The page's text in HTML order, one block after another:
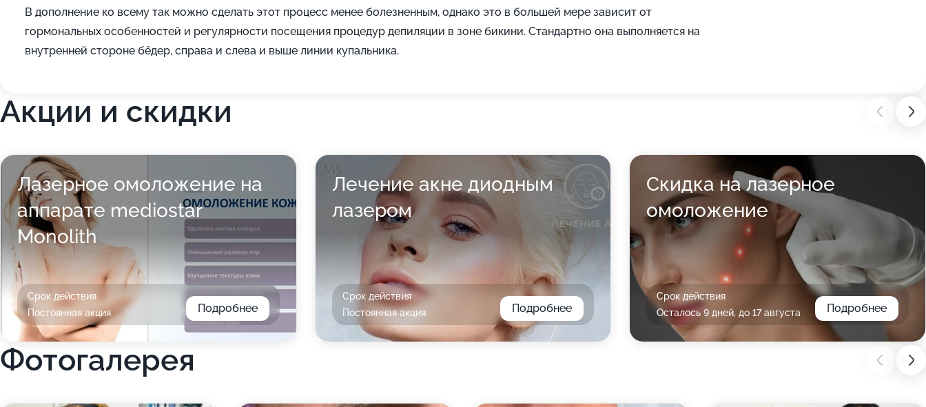
В дополнение ко всему так можно сделать этот процесс менее болезненным, однако это в большей мере зависит от
гормональных особенностей и регулярности посещения процедур депиляции в зоне бикини. Стандартно она выполняется на
внутренней стороне бёдер, справа и слева и выше линии купальника.
Акции и скидки
Лазерное омоложение на
аппарате mediostar
Monolith
Срок действия
Постоянная акция
Подробнее
Лечение акне диодным
лазером
Срок действия
Постоянная акция
Подробнее
Скидка на лазерное
омоложение
Срок действия
Осталось 9 дней, до 17 августа
Подробнее
Фотогалерея